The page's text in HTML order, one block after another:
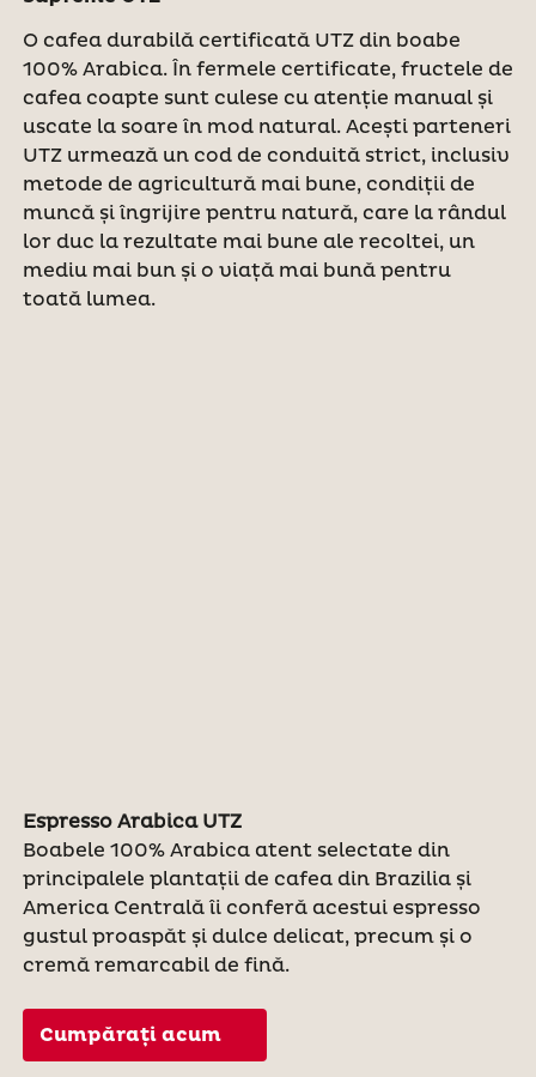
O cafea durabilă certificată UTZ din boabe
100% Arabica. În fermele certificate, fructele de
cafea coapte sunt culese cu atenție manual și
uscate la soare în mod natural. Acești parteneri
UTZ urmează un cod de conduită strict, inclusiv
metode de agricultură mai bune, condiții de
muncă și îngrijire pentru natură, care la rândul
lor duc la rezultate mai bune ale recoltei, un
mediu mai bun și o viață mai bună pentru
toată lumea.
Espresso Arabica UTZ
Boabele 100% Arabica atent selectate din
principalele plantații de cafea din Brazilia și
America Centrală îi conferă acestui espresso
gustul proaspăt și dulce delicat, precum și o
cremă remarcabil de fină.
Cumpărați acum